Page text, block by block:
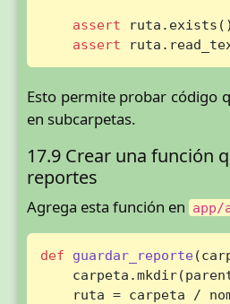
assert ruta.exists()
assert
Esto permite probar código
en subcarpetas.
17.9 Crear una función
reportes
Agrega esta función en app/
def guardar_reporte(
ruta = carpeta /